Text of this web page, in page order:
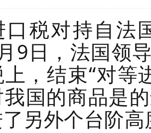
口税对持自法
9日，法国领
，结束“对等
国的商品是
另外个台阶高